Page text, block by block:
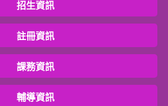
招生資訊
註冊資訊
課務資訊
輔導資訊